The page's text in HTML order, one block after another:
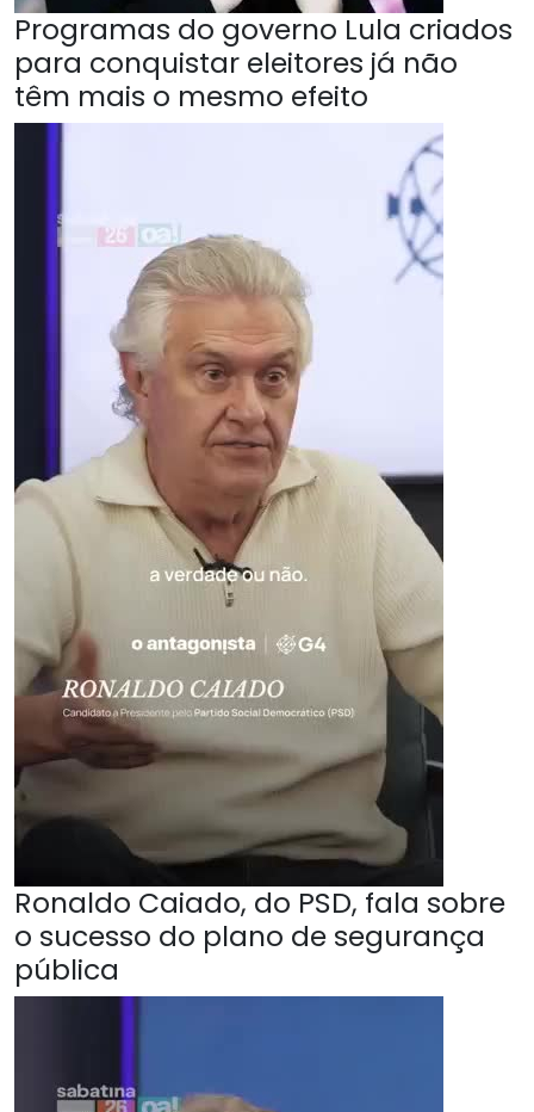
Programas do governo Lula criados
para conquistar eleitores já não
têm mais o mesmo efeito
Ronaldo Caiado, do PSD, fala sobre
o sucesso do plano de segurança
pública